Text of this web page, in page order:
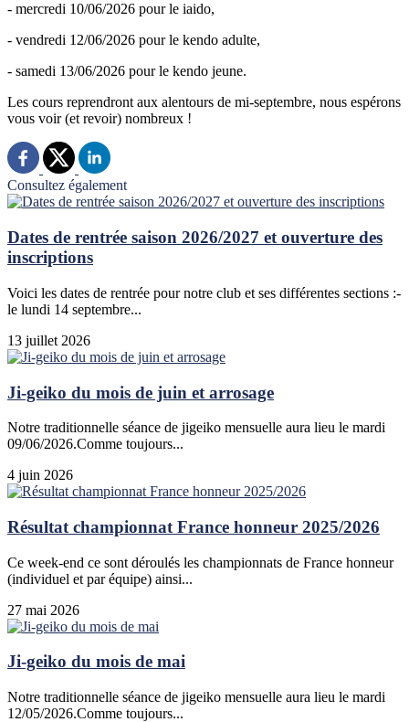
- mercredi 10/06/2026 pour le iaido,
- vendredi 12/06/2026 pour le kendo adulte,
- samedi 13/06/2026 pour le kendo jeune.
Les cours reprendront aux alentours de mi-septembre, nous espérons
vous voir (et revoir) nombreux !
Consultez également
Dates de rentrée saison 2026/2027 et ouverture des
inscriptions
Voici les dates de rentrée pour notre club et ses différentes sections :-
le lundi 14 septembre...
13 juillet 2026
Ji-geiko du mois de juin et arrosage
Notre traditionnelle séance de jigeiko mensuelle aura lieu le mardi
09/06/2026.Comme toujours...
4 juin 2026
Résultat championnat France honneur 2025/2026
Ce week-end ce sont déroulés les championnats de France honneur
(individuel et par équipe) ainsi...
27 mai 2026
Ji-geiko du mois de mai
Notre traditionnelle séance de jigeiko mensuelle aura lieu le mardi
12/05/2026.Comme toujours...